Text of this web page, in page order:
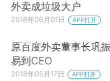
外卖成垃圾大户
2018年06月01日 APP打开
原百度外卖董事长巩
易到CEO
2018年05月17日 APP打开